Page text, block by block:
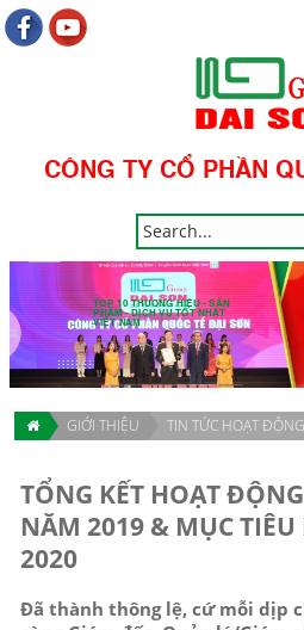
CÔNG TY CỔ PHẦN
TOP 10 THƯƠNG HIỆU - SẢN
PHẨM - DỊCH VỤ TỐT NHẤT
VIỆT NAM
GIỚI THIỆU TIN TỨC HOẠT ĐỘNG
TỔNG KẾT HOẠT
NĂM 2019 & MỤC TIÊU
2020
Đã thành thông lệ, cứ mỗi dịp